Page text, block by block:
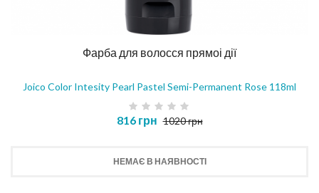
Фарба для волосся прямоі дії
Joico Color Intesity Pearl Pastel Semi-Permanent Rose 118ml
816 грн 1020 грн
НЕМАЄ В НАЯВНОСТІ